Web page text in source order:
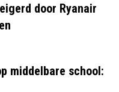
door Ryanair
middelbare school: